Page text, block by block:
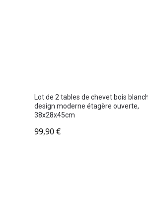
Lot de 2 tables de chevet bois
design moderne étagère ouverte,
38x28x45cm
99,90€